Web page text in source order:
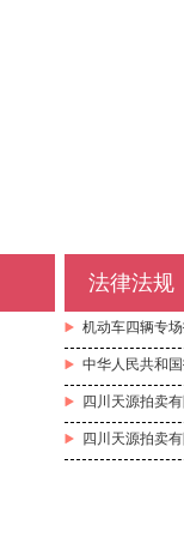
法律法规
机动车四辆专
中华人民共和
四川天源拍卖
四川天源拍卖